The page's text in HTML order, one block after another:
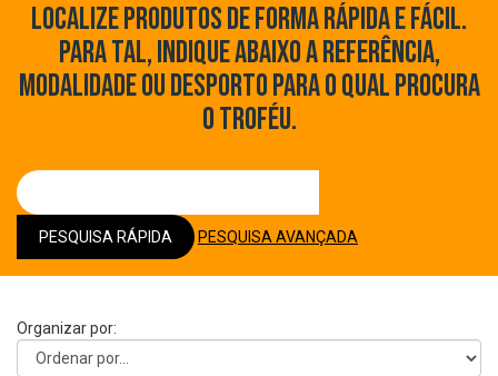
LOCALIZE PRODUTOS DE FORMA RÁPIDA E FÁCIL.
PARA TAL, INDIQUE ABAIXO A REFERÊNCIA,
MODALIDADE OU DESPORTO PARA O QUAL PROCURA
O TROFÉU.
PESQUISA RÁPIDA PESQUISA AVANÇADA
Organizar por: